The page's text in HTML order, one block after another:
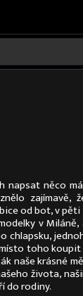
napsat něco
zajímavě,
od bot, v pěti
v
chlapsku,
toho
naše krásné
života,
do rodiny.